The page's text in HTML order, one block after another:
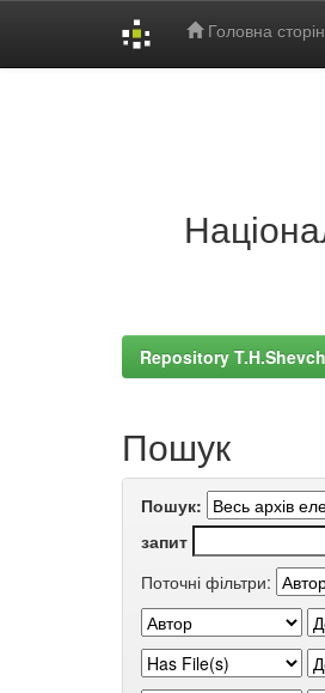
Головна
Repository
Пошук
Пошук:
запит
Поточні фільтри: